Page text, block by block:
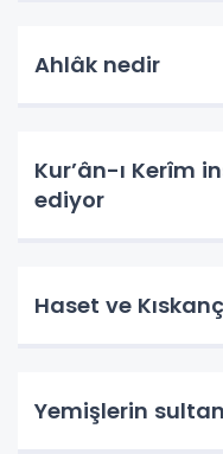
Ahlâk nedir
Kur’ân-ı Kerîm
ediyor
Haset ve
Yemişlerin